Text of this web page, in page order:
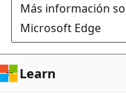
Más información
Microsoft Edge
Learn